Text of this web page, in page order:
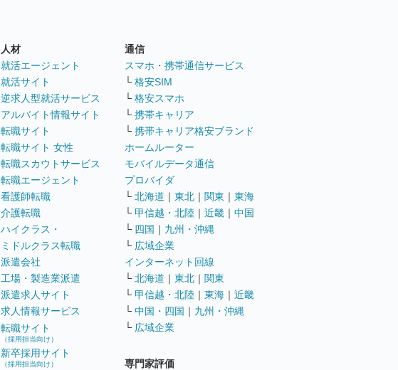
人材
就活エージェント
就活サイト
逆求人型就活サービス
アルバイト情報サイト
転職サイト
転職サイト 女性
転職スカウトサービス
転職エージェント
看護師転職
介護転職
ハイクラス・
ミドルクラス転職
派遣会社
工場・製造業派遣
派遣求人サイト
求人情報サービス
転職サイト
（採用担当向け）
新卒採用サイト
（採用担当向け）
通信
スマホ・携帯通信サービス
└ 格安SIM
└ 格安スマホ
└ 携帯キャリア
└ 携帯キャリア格安ブランド
ホームルーター
モバイルデータ通信
プロバイダ
└ 北海道 ｜ 東北 ｜ 関東 ｜ 東海
└ 甲信越・北陸 ｜ 近畿 ｜ 中国
└ 四国 ｜ 九州・沖縄
└ 広域企業
インターネット回線
└ 北海道 ｜ 東北 ｜ 関東
└ 甲信越・北陸 ｜ 東海 ｜ 近畿
└ 中国・四国 ｜ 九州・沖縄
└ 広域企業
専門家評価